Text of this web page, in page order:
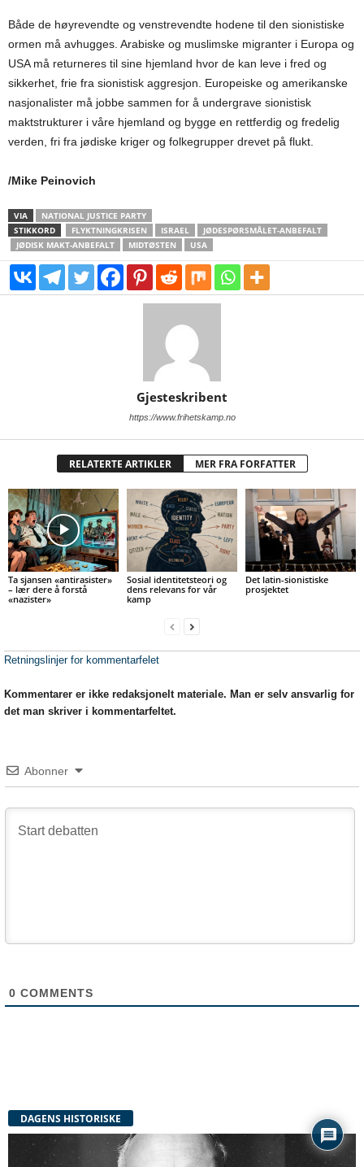
Både de høyrevendte og venstrevendte hodene til den sionistiske
ormen må avhugges. Arabiske og muslimske migranter i Europa og
USA må returneres til sine hjemland hvor de kan leve i fred og
sikkerhet, frie fra sionistisk aggresjon. Europeiske og amerikanske
nasjonalister må jobbe sammen for å undergrave sionistisk
maktstrukturer i våre hjemland og bygge en rettferdig og fredelig
verden, fri fra jødiske kriger og folkegrupper drevet på flukt.
/Mike Peinovich
VIA
NATIONAL JUSTICE PARTY
STIKKORD
FLYKTNINGKRISEN ISRAEL
JØDESPØRSMÅLET-ANBEFALT
JØDISK MAKT-ANBEFALT
MIDTØSTEN USA
Gjesteskribent
https://www.frihetskamp.no
RELATERTE ARTIKLER MER FRA FORFATTER
Ta sjansen «antirasister»
– lær dere å forstå
«nazister»
Sosial identitetsteori og
dens relevans for vår
kamp
Det latin-sionistiske
prosjektet
Retningslinjer for kommentarfelet
Kommentarer er ikke redaksjonelt materiale. Man er selv ansvarlig for
det man skriver i kommentarfeltet.
Abonner
0 COMMENTS
DAGENS HISTORISKE